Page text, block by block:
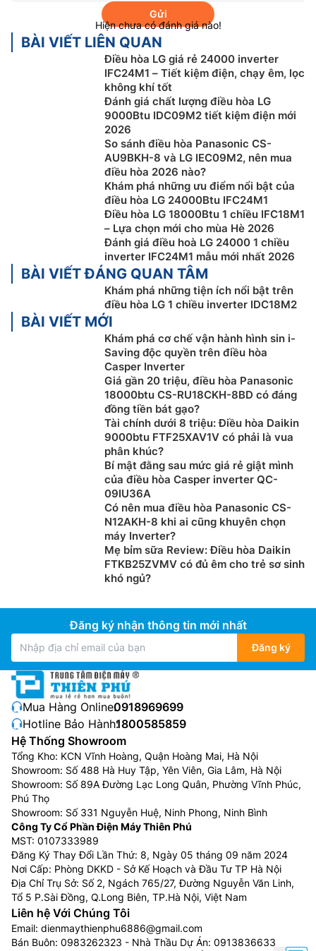
Cửa gió kép DUAL Vane
Thiết kế cửa gió kép DUAL Vane trênđiều hòa LG
IDC18M2 cho phép điều chỉnh hướng gió lên
hoặc xuống linh hoạt, giúp luồng không khí lan tỏa
nhanh và xa hơn. Giải pháp này mang lại luồng khí mát
lạnh lan tỏa xa đến 22m và làm mát nhanh hơn 23%
mà không gây cảm giác gió lùa.
Công nghệ Inverter
Điều hòa LG 18000btu 1 chiều
công nghệ Inverter giúp động cơ vận hành êm ái, làm
lạnh nhanh hơn đến 40%, tiết kiệm điện năng đến 70%
so với các dòng điều hòa thông thường khác. Bạn sẽ
không phải đau đầu với bài toán tiền điện hàng tháng.
Độ ẩm dễ chịu
Chế độ cân bằng độ ẩm thông minh trên điều hòa LG
18000btu 1 chiều IDC18M2 giúp theo dõi độ ẩm để
duy trì luồng không khí ở mức phù hợp với nhiệt độ
mong muốn của bạn. Tính năng này đặc biệt hiệu quả
với những ngày thời tiết có độ ẩm cao.
Gửi
Hiện chưa có đánh giá nào!
BÀI VIẾT LIÊN QUAN
Điều hòa LG giá rẻ 24000 inverter
IFC24M1 – Tiết kiệm điện, chạy êm, lọc
không khí tốt
Đánh giá chất lượng điều hòa LG
9000Btu IDC09M2 tiết kiệm điện mới
2026
So sánh điều hòa Panasonic CS-
AU9BKH-8 và LG IEC09M2, nên mua
điều hòa 2026 nào?
Khám phá những ưu điểm nổi bật của
điều hòa LG 24000Btu IFC24M1
Điều hòa LG 18000Btu 1 chiều IFC18M1
– Lựa chọn mới cho mùa Hè 2026
Đánh giá điều hoà LG 24000 1 chiều
inverter IFC24M1 mẫu mới nhất 2026
BÀI VIẾT ĐÁNG QUAN TÂM
Khám phá những tiện ích nổi bật trên
điều hòa LG 1 chiều inverter IDC18M2
BÀI VIẾT MỚI
Khám phá cơ chế vận hành hình sin i-
Saving độc quyền trên điều hòa
Casper Inverter
Giá gần 20 triệu, điều hòa Panasonic
18000btu CS-RU18CKH-8BD có đáng
đồng tiền bát gạo?
Tài chính dưới 8 triệu: Điều hòa Daikin
9000btu FTF25XAV1V có phải là vua
phân khúc?
Bí mật đằng sau mức giá rẻ giật mình
của điều hòa Casper inverter QC-
09IU36A
Có nên mua điều hòa Panasonic CS-
N12AKH-8 khi ai cũng khuyên chọn
máy Inverter?
Mẹ bỉm sữa Review: Điều hòa Daikin
FTKB25ZVMV có đủ êm cho trẻ sơ sinh
khó ngủ?
Đăng ký nhận thông tin mới nhất
Đăng ký
Mua Hàng Online:0918969699
Hotline Bảo Hành:1800585859
Hệ Thống Showroom
Tổng Kho: KCN Vĩnh Hoàng, Quận Hoàng Mai, Hà Nội
Showroom: Số 488 Hà Huy Tập, Yên Viên, Gia Lâm, Hà Nội
Showroom: Số 89A Đường Lạc Long Quân, Phường Vĩnh Phúc,
Phú Thọ
Showroom: Số 331 Nguyễn Huệ, Ninh Phong, Ninh Bình
Công Ty Cổ Phần Điện Máy Thiên Phú
MST: 0107333989
Đăng Ký Thay Đổi Lần Thứ: 8, Ngày 05 tháng 09 năm 2024
Nơi Cấp: Phòng DKKD - Sở Kế Hoạch và Đầu Tư TP Hà Nội
Địa Chỉ Trụ Sở: Số 2, Ngách 765/27, Đường Nguyễn Văn Linh,
Tổ 5 P.Sài Đồng, Q.Long Biên, TP.Hà Nội, Việt Nam
Liên hệ Với Chúng Tôi
Email: dienmaythienphu6886@gmail.com
Bán Buôn: 0983262323 - Nhà Thầu Dự Án: 0913836633